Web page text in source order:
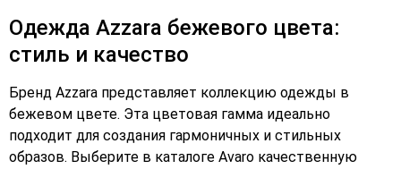
Одежда Azzara бежевого цвета:
стиль и качество
Бренд Azzara представляет коллекцию одежды в
бежевом цвете. Эта цветовая гамма идеально
подходит для создания гармоничных и стильных
образов. Выберите в каталоге Avaro качественную